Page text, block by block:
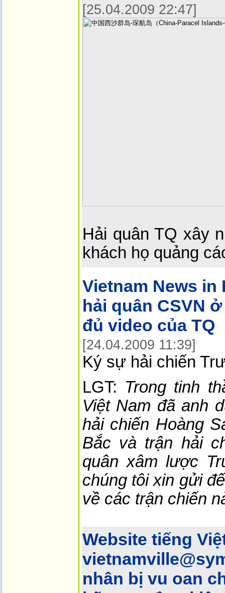
[25.04.2009 22:47]
Hải quân TQ xây
khách họ quảng
Vietnam News in
hải quân CSVN
đủ video của TQ
[24.04.2009 11:39]
Ký sự hải chiến
LGT: Trong tinh
Việt Nam đã anh
hải chiến Hoàng
Bắc và trận hải
quân xâm lược
chúng tôi xin gửi
về các trận chiến
Website tiếng
nhân bị vu oan